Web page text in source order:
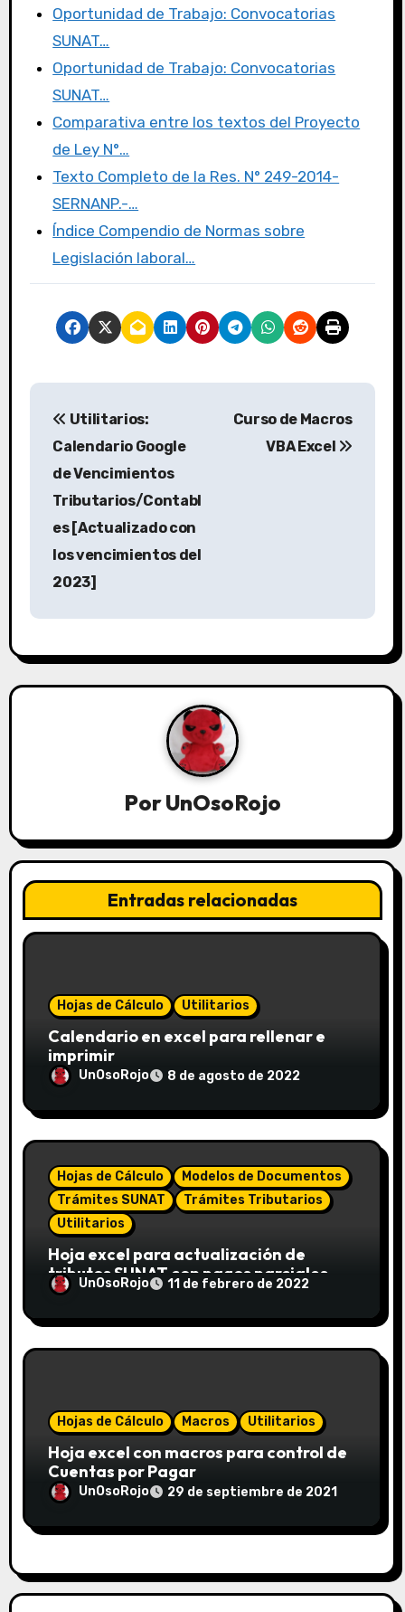
o
o
k
o
tir
Oportunidad de Trabajo: Convocatorias
SUNAT…
Oportunidad de Trabajo: Convocatorias
SUNAT…
Comparativa entre los textos del Proyecto
de Ley N°…
Texto Completo de la Res. N° 249-2014-
SERNANP.-…
Índice Compendio de Normas sobre
Legislación laboral…
Utilitarios:
Calendario Google
de Vencimientos
Tributarios/Contabl
es [Actualizado con
los vencimientos del
2023]
Curso de Macros
VBA Excel
PorUnOsoRojo
Entradas relacionadas
Hojas de Cálculo Utilitarios
Calendario en excel para rellenar e
imprimir
UnOsoRojo 8 de agosto de 2022
Hojas de Cálculo
Modelos de Documentos
Trámites SUNAT
Trámites Tributarios
Utilitarios
Hoja excel para actualización de
tributos SUNAT con pagos parciales
UnOsoRojo 11 de febrero de 2022
Hojas de Cálculo Macros Utilitarios
Hoja excel con macros para control de
Cuentas por Pagar
UnOsoRojo 29 de septiembre de 2021